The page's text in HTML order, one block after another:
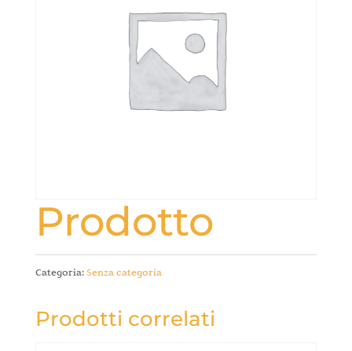
Prodotto
Categoria:Senza categoria
Prodotti correlati